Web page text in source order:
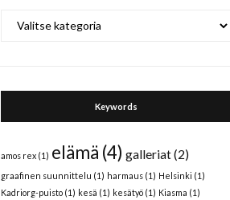
Keywords
amos rex (1) elämä (4) galleriat(2)
graafinen suunnittelu (1) harmaus (1) Helsinki (1)
Kadriorg-puisto (1) kesä (1) kesätyö (1) Kiasma (1)